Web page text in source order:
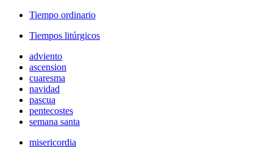
Tiempo ordinario
Tiempos litúrgicos
adviento
ascension
cuaresma
navidad
pascua
pentecostes
semana santa
misericordia